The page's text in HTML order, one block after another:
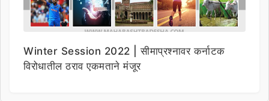
Winter Session 2022 | सीमाप्रश्नावर कर्नाटक
विरोधातील ठराव एकमताने मंजूर